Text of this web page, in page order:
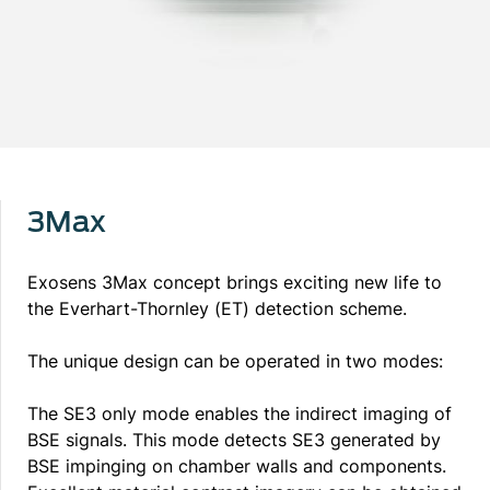
3Max
Exosens 3Max concept brings exciting new life to
the Everhart-Thornley (ET) detection scheme.
The unique design can be operated in two modes:
The SE3 only mode enables the indirect imaging of
BSE signals. This mode detects SE3 generated by
BSE impinging on chamber walls and components.